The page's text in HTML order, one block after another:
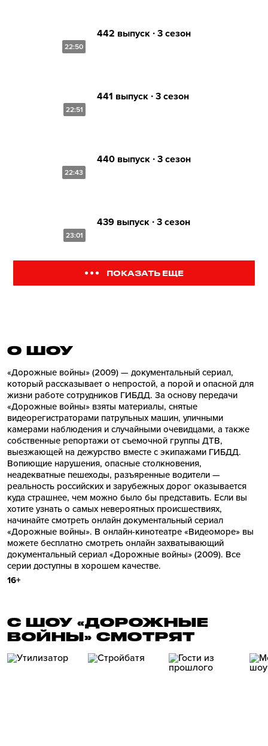
22:50
442 выпуск ∙ 3 сезон
22:51
441 выпуск ∙ 3 сезон
22:43
440 выпуск ∙ 3 сезон
23:01
439 выпуск ∙ 3 сезон
ПОКАЗАТЬ ЕЩЕ
О ШОУ
«Дорожные войны» (2009) — документальный сериал,
который рассказывает о непростой, а порой и опасной для
жизни работе сотрудников ГИБДД. За основу передачи
«Дорожные войны» взяты материалы, снятые
видеорегистраторами патрульных машин, уличными
камерами наблюдения и случайными очевидцами, а также
собственные репортажи от съемочной группы ДТВ,
выезжающей на дежурство вместе с экипажами ГИБДД.
Вопиющие нарушения, опасные столкновения,
неадекватные пешеходы, разъяренные водители —
реальность российских и зарубежных дорог оказывается
куда страшнее, чем можно было бы представить. Если вы
хотите узнать о самых невероятных происшествиях,
начинайте смотреть онлайн документальный сериал
«Дорожные войны». В онлайн-кинотеатре «Видеоморе» вы
можете бесплатно смотреть онлайн захватывающий
документальный сериал «Дорожные войны» (2009). Все
серии доступны в хорошем качестве.
16+
С ШОУ «ДОРОЖНЫЕ
ВОЙНЫ» СМОТРЯТ